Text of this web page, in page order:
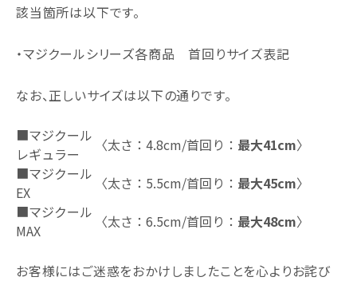
該当箇所は以下です。
・マジクールシリーズ各商品 首回りサイズ表記
なお、正しいサイズは以下の通りです。
■マジクール
レギュラー
〈太さ：4.8cm/首回り： 最大41cm〉
■マジクール
EX
〈太さ：5.5cm/首回り： 最大45cm〉
■マジクール
MAX
〈太さ：6.5cm/首回り： 最大48cm〉
お客様にはご迷惑をおかけしましたことを心よりお詫び